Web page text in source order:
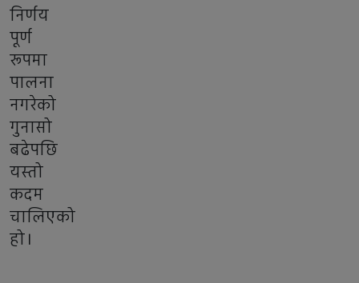
निर्णय
पूर्ण
रूपमा
पालना
नगरेको
गुनासो
बढेपछि
यस्तो
कदम
चालिएको
हो।